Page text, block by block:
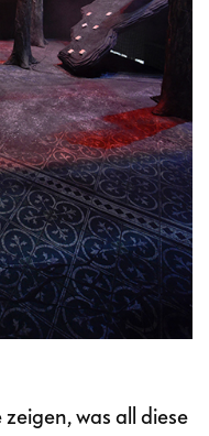
was all diese